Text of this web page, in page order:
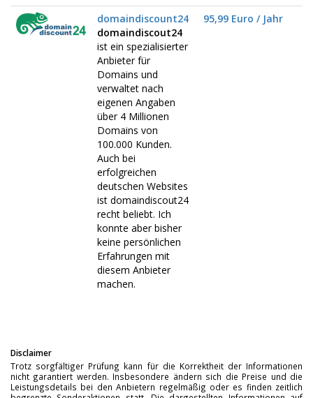
domaindiscount24
domaindiscout24
ist ein spezialisierter
Anbieter für
Domains und
verwaltet nach
eigenen Angaben
über 4 Millionen
Domains von
100.000 Kunden.
Auch bei
erfolgreichen
deutschen Websites
ist domaindiscout24
recht beliebt. Ich
konnte aber bisher
keine persönlichen
Erfahrungen mit
diesem Anbieter
machen.
95,99 Euro / Jahr
Disclaimer
Trotz sorgfältiger Prüfung kann für die Korrektheit der Informationen
nicht garantiert werden. Insbesondere ändern sich die Preise und die
Leistungsdetails bei den Anbietern regelmäßig oder es finden zeitlich